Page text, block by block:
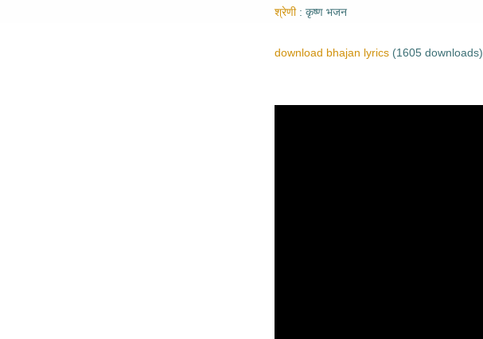
श्रेणी
कृष्ण भजन
download bhajan lyrics (1605 downloads)